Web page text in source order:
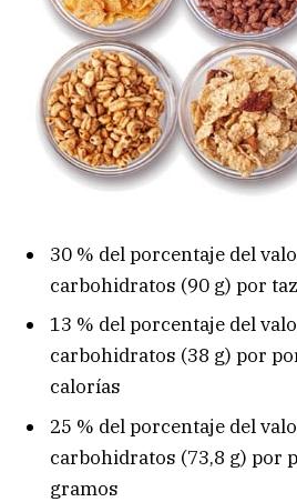
30 % del porcentaje del
carbohidratos (90 g) por
13 % del porcentaje del
carbohidratos (38 g) por
calorías
25 % del porcentaje del
carbohidratos (73,8 g) por
gramos